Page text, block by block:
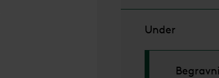
Under